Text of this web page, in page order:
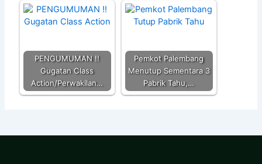
PENGUMUMAN !!
Gugatan Class
Action/Perwakilan…
Pemkot Palembang
Menutup Sementara 3
Pabrik Tahu,…